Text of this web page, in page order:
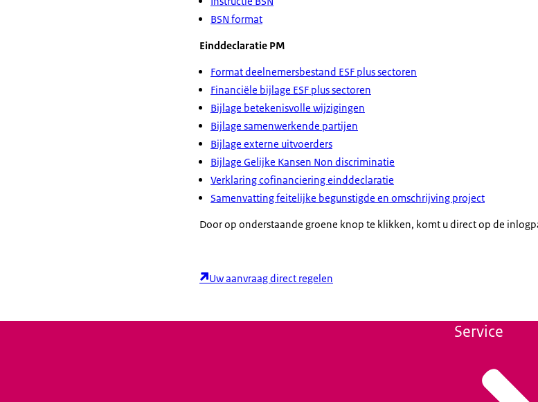
BSN format
Einddeclaratie PM
Format deelnemersbestand ESF plus sectoren
Financiële bijlage ESF plus sectoren
Bijlage betekenisvolle wijzigingen
Bijlage samenwerkende partijen
Bijlage externe uitvoerders
Bijlage Gelijke Kansen Non discriminatie
Verklaring cofinanciering einddeclaratie
Samenvatting feitelijke begunstigde en omschrijving project
Door op onderstaande groene knop te klikken, komt u direct op de
Uw aanvraag direct regelen
Service